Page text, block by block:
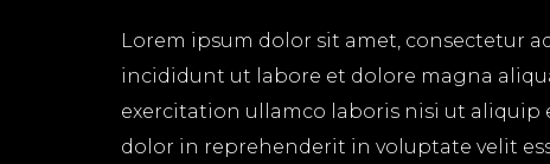
Lorem ipsum dolor sit amet, consectetur
incididunt ut labore et dolore magna
exercitation ullamco laboris nisi ut aliquip
dolor in reprehenderit in voluptate velit